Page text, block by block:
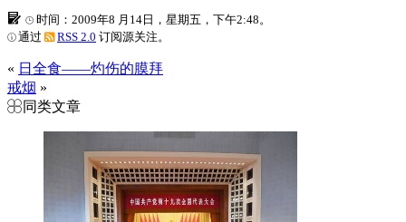
时间：2009年8 月14日，星期五，下午2:48。
通过
RSS 2.0 订阅源关注。
« 日全食——灼伤的膜拜
戒烟 »
同类文章